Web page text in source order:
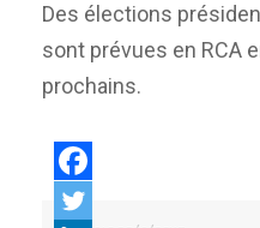
Des élections
sont prévues en RCA
prochains.